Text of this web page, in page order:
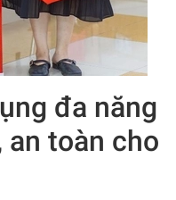
đa năng
an toàn cho